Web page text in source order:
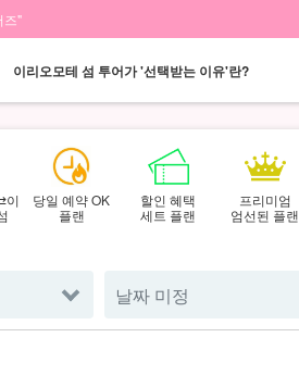
즈"
이리오모테 섬 투어가 '선택받는 이유'란?
이
당일 예약 OK
플랜
할인 혜택
세트 플랜
프리미엄
엄선된 플랜